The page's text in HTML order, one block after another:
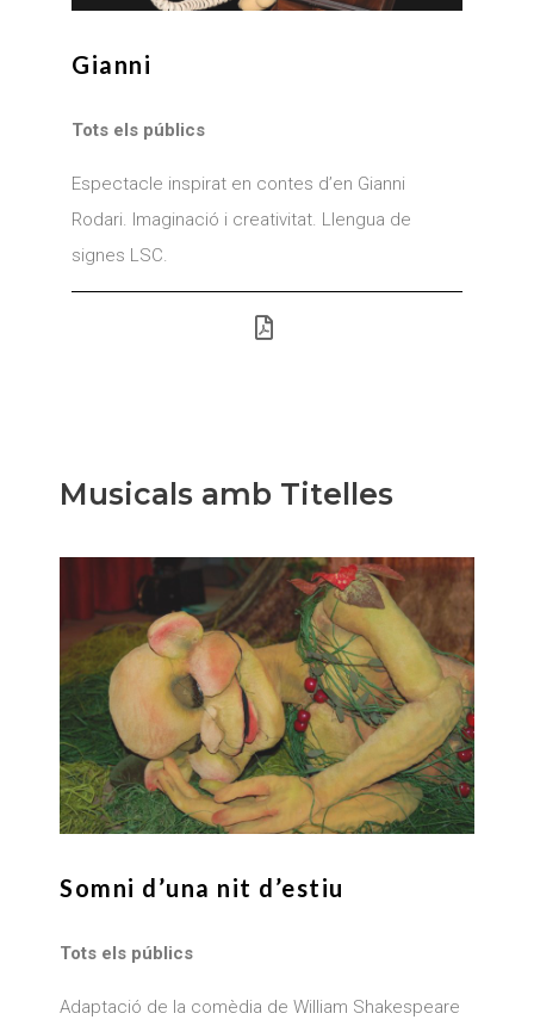
Gianni
Tots els públics
Espectacle inspirat en contes d’en Gianni
Rodari. Imaginació i creativitat. Llengua de
signes LSC.
Musicals amb Titelles
Somni d’una nit d’estiu
Tots els públics
Adaptació de la comèdia de William Shakespeare